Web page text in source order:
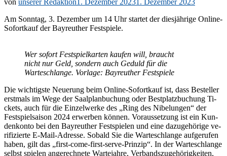
Am Sonn­tag, 3. De­zem­ber um 14 Uhr star­tet der dies­jäh­ri­ge On­line-
So­fort­kauf der Bay­reu­ther Festspiele.
Wer so­fort Fest­spiel­kar­ten kau­fen will, braucht
nicht nur Geld, son­dern auch Ge­duld für die
War­te­schlan­ge. Vor­la­ge: Bay­reu­ther Festspiele
Die wich­tigs­te Neue­rung beim On­line-So­fort­kauf ist, dass Be­stel­ler
erst­mals im Wege der Saal­plan­bu­chung oder Best­platz­bu­chung Ti­
ckets, auch für die Ein­zel­wer­ke des „Ring des Ni­be­lun­gen“ der
Fest­spiel­sai­son 2024 er­wer­ben kön­nen. Vor­aus­set­zung ist ein Kun­
den­kon­to bei den Bay­reu­ther Fest­spie­len und eine da­zu­ge­hö­ri­ge ve­
ri­fi­zier­te E-Mail-Adres­se. So­bald Sie die War­te­schlan­ge auf­ge­ru­fen
ha­ben, gilt das „first-come-first-ser­ve-Prin­zip“. In der War­te­schlan­ge
selbst spie­len an­ge­rech­ne­te War­te­jah­re, Ver­bands­zu­ge­hö­rig­kei­ten,